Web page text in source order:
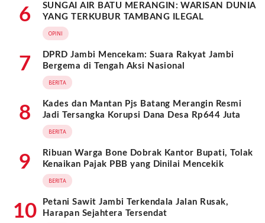
6
SUNGAI AIR BATU MERANGIN: WARISAN DUNIA
YANG TERKUBUR TAMBANG ILEGAL
OPINI
7
DPRD Jambi Mencekam: Suara Rakyat Jambi
Bergema di Tengah Aksi Nasional
BERITA
8
Kades dan Mantan Pjs Batang Merangin Resmi
Jadi Tersangka Korupsi Dana Desa Rp644 Juta
BERITA
9
Ribuan Warga Bone Dobrak Kantor Bupati, Tolak
Kenaikan Pajak PBB yang Dinilai Mencekik
BERITA
10
Petani Sawit Jambi Terkendala Jalan Rusak,
Harapan Sejahtera Tersendat